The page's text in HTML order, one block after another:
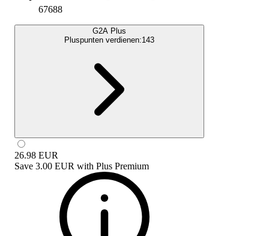
67688
G2A Plus
Pluspunten verdienen:143
26.98 EUR
Save 3.00 EUR with Plus Premium